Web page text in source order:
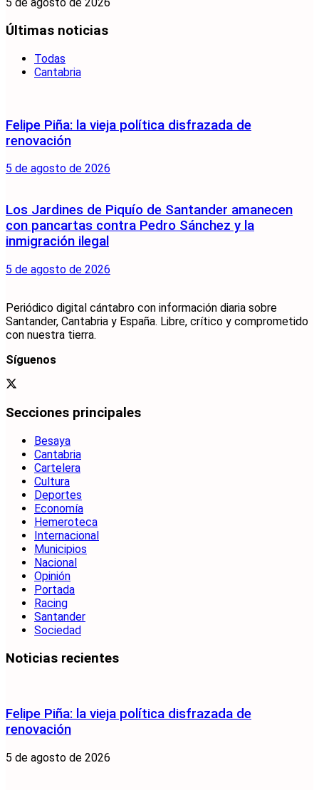
5 de agosto de 2026
Últimas noticias
Todas
Cantabria
Felipe Piña: la vieja política disfrazada de
renovación
5 de agosto de 2026
Los Jardines de Piquío de Santander amanecen
con pancartas contra Pedro Sánchez y la
inmigración ilegal
5 de agosto de 2026
Periódico digital cántabro con información diaria sobre
Santander, Cantabria y España. Libre, crítico y comprometido
con nuestra tierra.
Síguenos
Secciones principales
Besaya
Cantabria
Cartelera
Cultura
Deportes
Economía
Hemeroteca
Internacional
Municipios
Nacional
Opinión
Portada
Racing
Santander
Sociedad
Noticias recientes
Felipe Piña: la vieja política disfrazada de
renovación
5 de agosto de 2026